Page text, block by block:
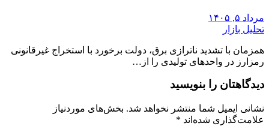
مرداد ۵, ۱۴۰۵
تحلیل بازار
همزمان با تشدید ناترازی برق، دولت برخورد با استخراج غیرقانونی
رمزارز در واحدهای تولیدی را از…
دیدگاهتان را بنویسید
نشانی ایمیل شما منتشر نخواهد شد. بخش‌های موردنیاز
علامت‌گذاری شده‌اند *